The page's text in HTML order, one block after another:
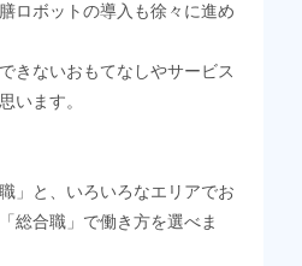
ロボットの導入も徐々に進め
きないおもてなしやサービス
います。
」と、いろいろなエリアでお
総合職」で働き方を選べま